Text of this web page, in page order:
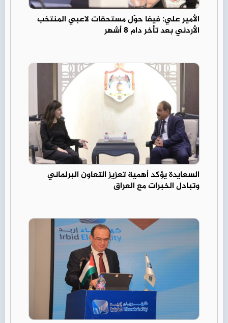
الأمير علي: فيفا حوّل مستحقات لاعبي المنتخب
الأردني بعد تأخر دام 8 أشهر
السعايدة يؤكد أهمية تعزيز التعاون البرلماني
وتبادل الخبرات مع العراق